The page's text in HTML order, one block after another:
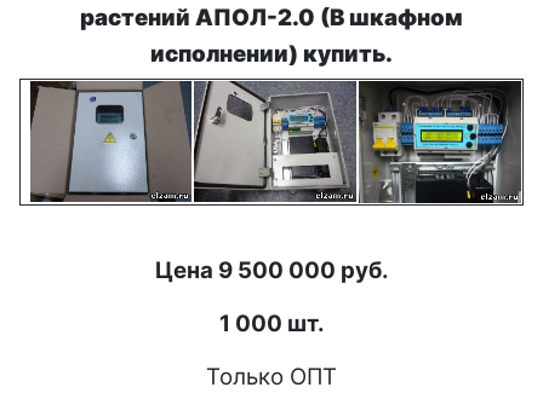
растений АПОЛ-2.0 (В шкафном
исполнении) купить.
Цена 9 500 000 руб.
1 000 шт.
Только ОПТ